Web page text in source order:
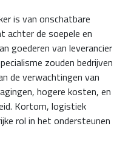
is van onschatbare
achter de soepele en
goederen van leverancier
zouden bedrijven
de verwachtingen van
hogere kosten, en
Kortom, logistiek
rol in het ondersteunen